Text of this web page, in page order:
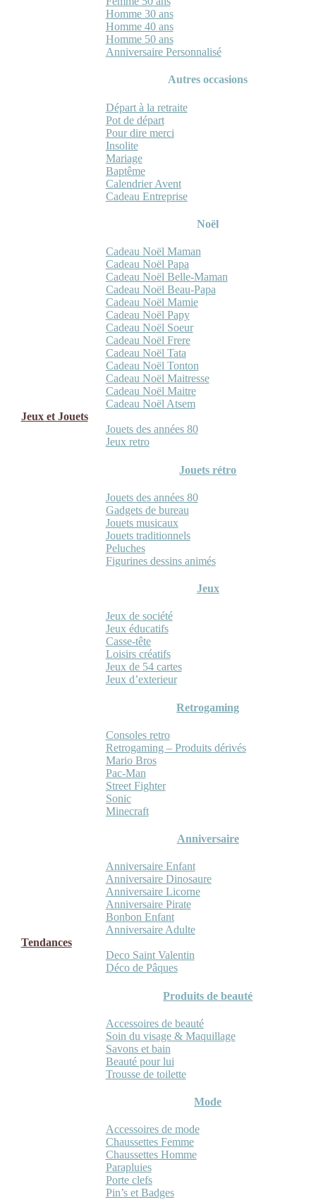
Homme 30 ans
Homme 40 ans
Homme 50 ans
Anniversaire Personnalisé
Autres occasions
Départ à la retraite
Pot de départ
Pour dire merci
Insolite
Mariage
Baptême
Calendrier Avent
Cadeau Entreprise
Noël
Cadeau Noël Maman
Cadeau Noël Papa
Cadeau Noël Belle-Maman
Cadeau Noël Beau-Papa
Cadeau Noël Mamie
Cadeau Noël Papy
Cadeau Noël Soeur
Cadeau Noël Frere
Cadeau Noël Tata
Cadeau Noël Tonton
Cadeau Noël Maitresse
Cadeau Noël Maitre
Cadeau Noël Atsem
Jeux et Jouets
Jouets des années 80
Jeux retro
Jouets rétro
Jouets des années 80
Gadgets de bureau
Jouets musicaux
Jouets traditionnels
Peluches
Figurines dessins animés
Jeux
Jeux de société
Jeux éducatifs
Casse-tête
Loisirs créatifs
Jeux de 54 cartes
Jeux d’exterieur
Retrogaming
Consoles retro
Retrogaming – Produits dérivés
Mario Bros
Pac-Man
Street Fighter
Sonic
Minecraft
Anniversaire
Anniversaire Enfant
Anniversaire Dinosaure
Anniversaire Licorne
Anniversaire Pirate
Bonbon Enfant
Anniversaire Adulte
Tendances
Deco Saint Valentin
Déco de Pâques
Produits de beauté
Accessoires de beauté
Soin du visage & Maquillage
Savons et bain
Beauté pour lui
Trousse de toilette
Mode
Accessoires de mode
Chaussettes Femme
Chaussettes Homme
Parapluies
Porte clefs
Pin’s et Badges